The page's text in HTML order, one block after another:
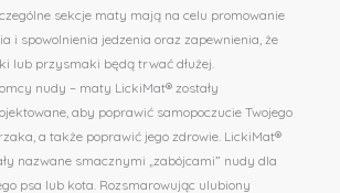
sekcje maty mają na celu promowanie
i spowolnienia jedzenia oraz zapewnienia, że
lub przysmaki będą trwać dłużej.
nudy – maty LickiMat® zostały
aby poprawić samopoczucie Twojego
a także poprawić jego zdrowie. LickiMat®
nazwane smacznymi „zabójcami” nudy dla
psa lub kota. Rozsmarowując ulubiony